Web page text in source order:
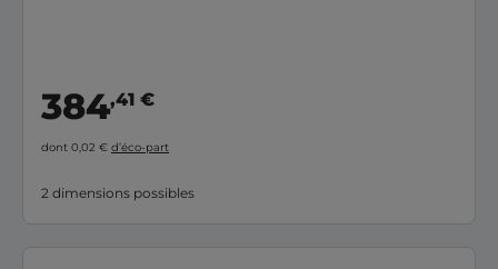
384,41 €
dont 0,02 € d’éco-part
2 dimensions possibles